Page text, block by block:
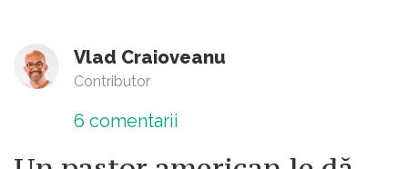
Vlad Craioveanu
Contributor
6 comentarii